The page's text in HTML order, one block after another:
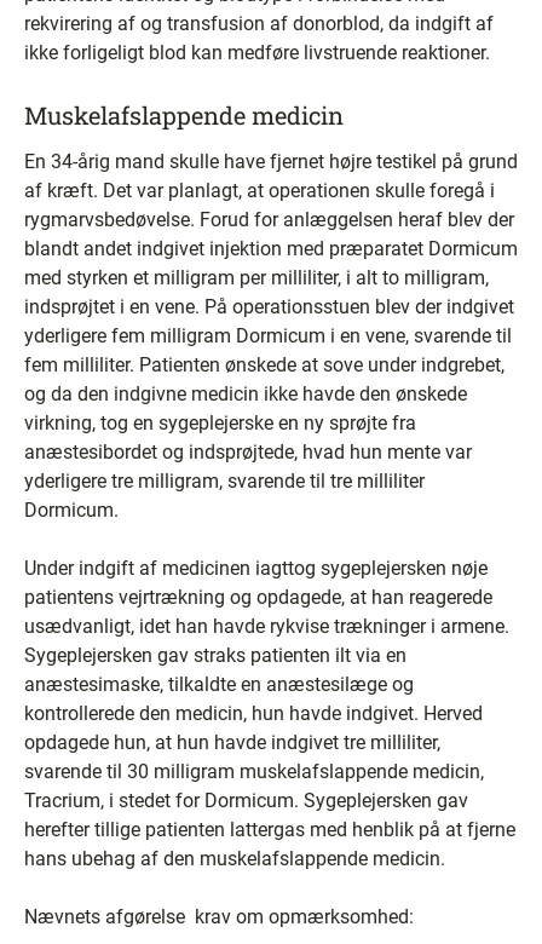
rekvirering af og transfusion af donorblod, da indgift af
ikke forligeligt blod kan medføre livstruende reaktioner.
Muskelafslappende medicin
En 34-årig mand skulle have fjernet højre testikel på grund
af kræft. Det var planlagt, at operationen skulle foregå i
rygmarvsbedøvelse. Forud for anlæggelsen heraf blev der
blandt andet indgivet injektion med præparatet Dormicum
med styrken et milligram per milliliter, i alt to milligram,
indsprøjtet i en vene. På operationsstuen blev der indgivet
yderligere fem milligram Dormicum i en vene, svarende til
fem milliliter. Patienten ønskede at sove under indgrebet,
og da den indgivne medicin ikke havde den ønskede
virkning, tog en sygeplejerske en ny sprøjte fra
anæstesibordet og indsprøjtede, hvad hun mente var
yderligere tre milligram, svarende til tre milliliter
Dormicum.
Under indgift af medicinen iagttog sygeplejersken nøje
patientens vejrtrækning og opdagede, at han reagerede
usædvanligt, idet han havde rykvise trækninger i armene.
Sygeplejersken gav straks patienten ilt via en
anæstesimaske, tilkaldte en anæstesilæge og
kontrollerede den medicin, hun havde indgivet. Herved
opdagede hun, at hun havde indgivet tre milliliter,
svarende til 30 milligram muskelafslappende medicin,
Tracrium, i stedet for Dormicum. Sygeplejersken gav
herefter tillige patienten lattergas med henblik på at fjerne
hans ubehag af den muskelafslappende medicin.
Nævnets afgørelse ­ krav om opmærksomhed: